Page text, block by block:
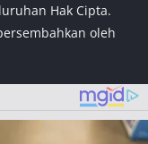
Hak Cipta.
oleh